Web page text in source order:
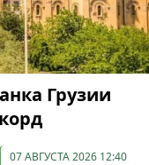
Грузии
07 АВГУСТА 2026 12:40